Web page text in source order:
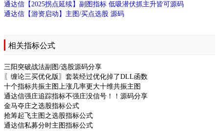
通达信【2025拐点延续】副图指标 低吸潜伏抓主升皆可源码
通达信【游资启动】主图/买点选股 源码
相关指标公式
三阳突破战法副图/选股源码分享
〖缠论三买优化版〗套装经过优化掉了DLL函数
十个指标共振主图上涨几率更大十维共振主图
通达信强庄追踪指标不强庄没信号！！源码分享
金马夺庄之选股指标公式
抢筹起飞主图之选股指标公式
通达信私募分时主图指标公式